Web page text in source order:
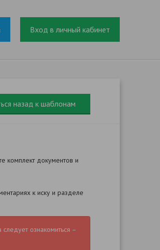
Вход в личный кабинет
назад к шаблонам
комплект документов и
к иску и разделе
ознакомиться –